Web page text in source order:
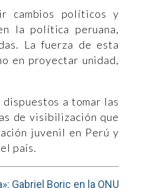
cambios políticos y
la política peruana,
La fuerza de esta
en proyectar unidad,
a tomar las
de visibilización que
juvenil en Perú y
país.
Gabriel Boric en la ONU